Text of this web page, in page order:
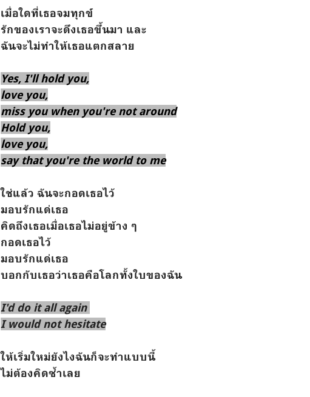
เมื่อใดที่เธอจมทุกข์
รักของเราจะดึงเธอขึ้นมา และ
ฉันจะไม่ทำให้เธอแตกสลาย
Yes, I'll hold you,
love you,
miss you when you're not around
Hold you,
love you,
say that you're the world to me
ใช่แล้ว ฉันจะกอดเธอไว้
มอบรักแด่เธอ
คิดถึงเธอเมื่อเธอไม่อยู่ข้าง ๆ
กอดเธอไว้
มอบรักแด่เธอ
บอกกับเธอว่าเธอคือโลกทั้งใบของฉัน
I'd do it all again
I would not hesitate
ให้เริ่มใหม่ยังไงฉันก็จะทำแบบนี้
ไม่ต้องคิดซ้ำเลย